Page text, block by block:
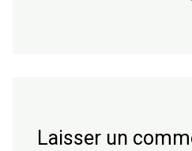
Laisser un